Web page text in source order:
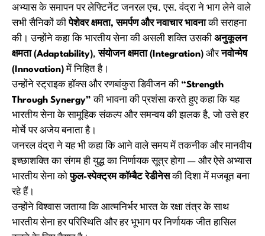
अभ्यास के समापन पर लेफ्टिनेंट जनरल एच. एस. वंद्रा ने भाग लेने वाले
सभी सैनिकों कीपेशेवर क्षमता, समर्पण और नवाचार भावनाकी सराहना
की। उन्होंने कहा कि भारतीय सेना की असली शक्ति उसकी अनुकूलन
क्षमता (Adaptability),संयोजन क्षमता (Integration) औरनवोन्मेष
(Innovation)में निहित है।
उन्होंने स्ट्राइक हॉक्स और रणबांकुरा डिवीजन की “Strength
Through Synergy” की भावना की प्रशंसा करते हुए कहा कि यह
भारतीय सेना के सामूहिक संकल्प और समन्वय की झलक है, जो उसे हर
मोर्चे पर अजेय बनाता है।
जनरल वंद्रा ने यह भी कहा कि आने वाले समय में तकनीक और मानवीय
इच्छाशक्ति का संगम ही युद्ध का निर्णायक सूत्र होगा — और ऐसे अभ्यास
भारतीय सेना कोफुल-स्पेक्ट्रम कॉम्बैट रेडीनेसकी दिशा में मजबूत बना
रहे हैं।
उन्होंने विश्वास जताया कि आत्मनिर्भर भारत के रक्षा तंत्र के साथ
भारतीय सेना हर परिस्थिति और हर भूभाग पर निर्णायक जीत हासिल